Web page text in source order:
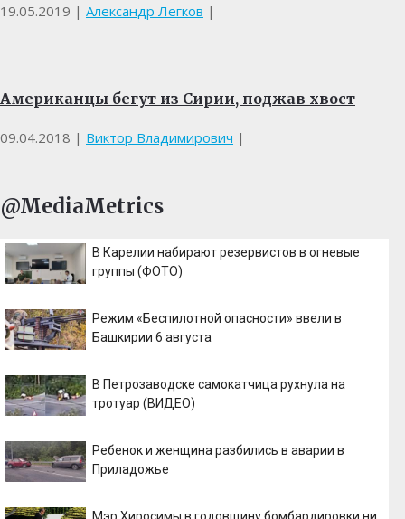
19.05.2019 | Александр Легков |
Американцы бегут из Сирии, поджав хвост
09.04.2018 | Виктор Владимирович |
@MediaMetrics
В Карелии набирают резервистов в огневые
группы (ФОТО)
Режим «Беспилотной опасности» ввели в
Башкирии 6 августа
В Петрозаводске самокатчица рухнула на
тротуар (ВИДЕО)
Ребенок и женщина разбились в аварии в
Приладожье